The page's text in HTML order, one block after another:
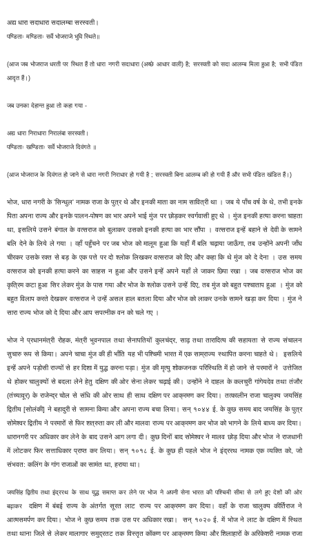
अद्य धारा सदाधारा सदालम्बा सरस्वती।
पण्डिताः मण्डिताः सर्वे भोजराजे भुवि स्थिते॥
(आज जब भोजराज धरती पर स्थित हैं तो धारा नगरी सदाधारा (अच्छे आधार वाली) है; सरस्वती को सदा आलम्ब मिला हुआ है; सभी पंडित
आदृत हैं।)
जब उनका देहान्त हुआ तो कहा गया -
अद्य धारा निराधारा निरालंबा सरस्वती।
पण्डिताः खण्डिताः सर्वे भोजराजे दिवंगते ॥
(आज भोजराज के दिवंगत हो जाने से धारा नगरी निराधार हो गयी है ; सरस्वती बिना आलम्ब की हो गयी हैं और सभी पंडित खंडित हैं।)
भोज, धारा नगरीके 'सिन्धुल' नामक राजा के पुत्र थे और इनकी माता का नाम सावित्री था । जब ये पाँच वर्ष के थे, तभी इनके
पिता अपना राज्य और इनके पालन-पोषण का भार अपने भाईमुंज पर छोड़कर स्वर्गवासी हुए थे । मुंज इनकी हत्या करना चाहता
था, इसलिये उसने बंगालके वत्सराज को बुलाकर उसको इनकी हत्या का भार सौंपा । वत्सराज इन्हें बहाने से देवीके सामने
बलि देने के लिये ले गया । व्हाँ पहुँचने पर जब भोज को मालूम हुआ कि यहाँ मैं बलि चढ़ाया जाऊँगा, तब उन्होंने अपनी जाँघ
चीरकर उसके रक्त सेबड़के एक पत्ते पर दो श्लोक लिखकर वत्सराज को दिए और कहा कि थे मुंज को दे देना । उस समय
वत्सराज को इनकी हत्या करने का साहस न हुआ और उसने इन्हें अपने यहाँ ले जाकर छिपा रखा । जब वत्सराज भोज का
कृत्रिम कटा हुआ सिर लेकर मुंज के पास गया और भोज के श्लोक उसने उन्हें दिए, तब मुंज को बहुत पश्चाताप हुआ । मुंज को
बहुत विलाप करते देखकर वत्सराज ने उन्हें असल हाल बतला दिया और भोज को लाकर उनके सामने खड़ा कर दिया । मुंज ने
सारा राज्य भोज को दे दिया और आप सपत्नीक वन को चले गए ।
भोज नेप्रधानमंत्री रोहक, मंत्रीभुवनपाल तथासेनापतियोंकुलचंद्र, साढ़ तथा तारादित्य की सहायता से राज्य संचालन
सुचारु रूप से किया। अपने चाचा मुंज की ही भाँति यह भी पश्चिमी भारत में एक साम्राज्य स्थापित करना चाहते थे। इसलिये
इन्हें अपने पड़ोसी राज्यों से हर दिशा में युद्ध करना पड़ा। मुंज की मृत्यु शोकजनक परिस्थिति में हो जाने से परमारों ने उत्तेजित
थे होकर चालुक्यों से बदला लेने हेतु दक्षिण की ओर सेना लेकर चढ़ाई की। उन्होंने ने दाहल के कलचुरी गांगेयदेव तथा तंजौर
(तंच्यावूर) के राजेन्द्र चोल से संधि की ओर साथ ही साथ दक्षिण पर आक्रमण कर दिया। तत्कालीन राजा चालुक्य जयसिंह
द्वितीय [सोलंकी] ने बहादुरी से सामना किया और अपना राज्य बचा लिया। सन् १०४४ ई. के कुछ समय बाद जयसिंह के पुत्र
सोमेश्वर द्वितीय ने परमारों से फिर शत्रुता कर ली और मालवा राज्य पर आक्रमण कर भोज को भागने के लिये बाध्य कर दिया।
धारानगरी पर अधिकार कर लेने के बाद उसने आग लगा दी। कुछ दिनों बाद सोमेश्वर ने मालव छोड़ दिया और भोज ने राजधानी
में लोटकर फिर सत्ताधिकार प्राप्त कर लिया। सन् १०१८ ई. के कुछ ही पहले भोज ने इंद्ररथ नामक एक व्यक्ति को, जो
संभवत: कलिंग के गांग राजाओं का सामंत था, हराया था।
जयसिंह द्वितीय तथा इंद्ररथ के साथ युद्ध समाप्त कर लेने पर भोज ने अपनी सेना भारत की पश्चिमी सीमा से लगे हुए देशों की ओर
बढ़ाकर
दक्षिण में बंबई राज्य के अंतर्गत सूरतलाट राज्य पर आक्रमण कर दिया। वहाँ के राजा चालुक्य कीर्तिराज ने
आत्मसमर्पण कर दिया। भोज ने कुछ समय तक उस पर अधिकार रखा। सन् १०२० ई. में भोज ने लाट के दक्षिण में स्थित
तथा थाना जिले से लेकर मालागार समुद्रतट तक विस्तृत कोंकण पर आक्रमण किया और शिलाहारों के अरिकेशरी नामक राजा